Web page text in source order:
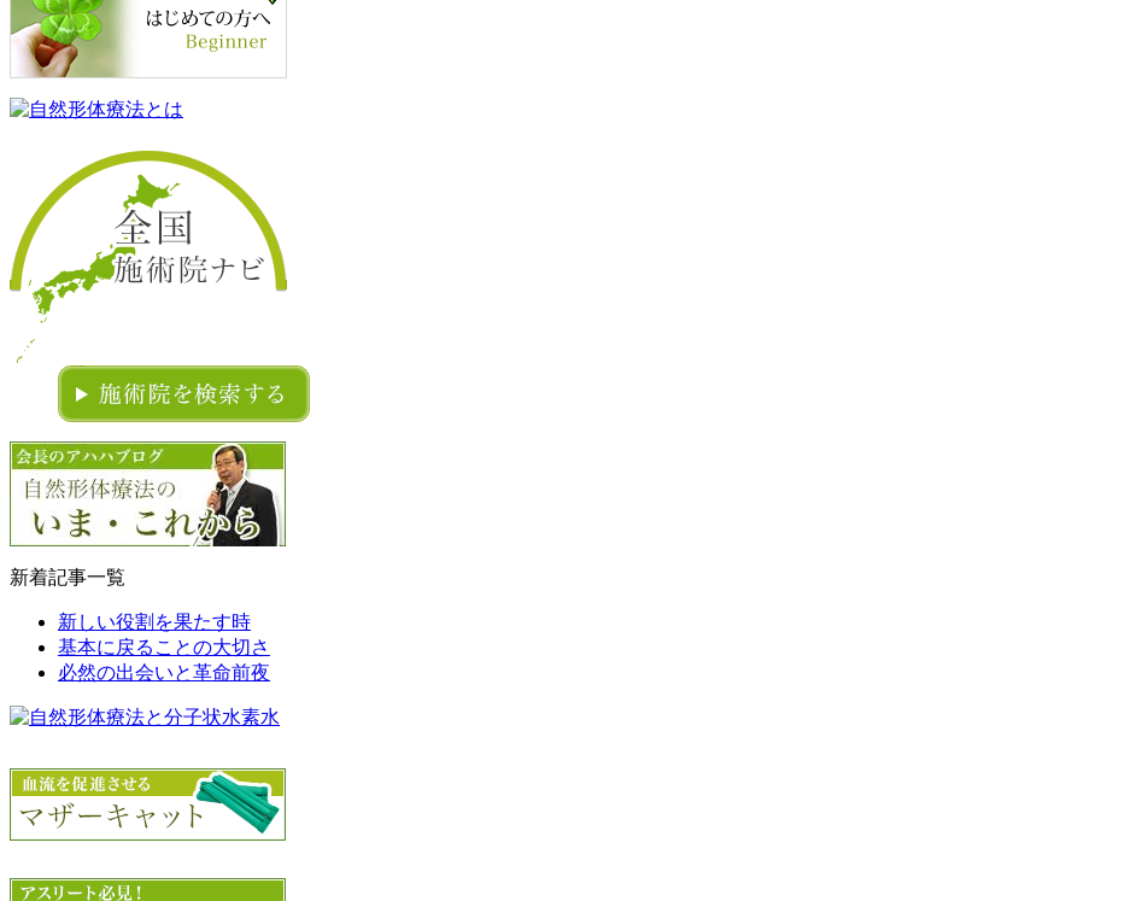
新着記事一覧
新しい役割を果たす時
基本に戻ることの大切さ
必然の出会いと革命前夜